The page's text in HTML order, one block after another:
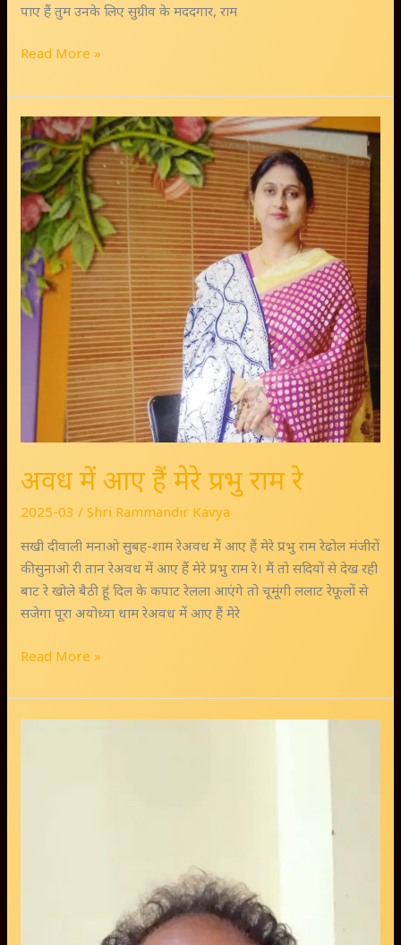
पाए हैं तुम उनके लिए सुग्रीव के मददगार, राम
Read More »
अवध में आए हैं मेरे प्रभु राम रे
2025-03 /Shri Rammandir Kavya
सखी दीवाली मनाओ सुबह-शाम रेअवध में आए हैं मेरे प्रभु राम रेढोल मंजीरों
की सुनाओ री तान रेअवध में आए हैं मेरे प्रभु राम रे। मैं तो सदियों से देख रही
बाट रे खोले बैठी हूं दिल के कपाट रेलला आएंगे तो चूमूंगी ललाट रेफूलों से
सजेगा पूरा अयोध्या धाम रेअवध में आए हैं मेरे
अवध
में
आए
हैं
मेरे
प्रभु
राम
रे
Read More »